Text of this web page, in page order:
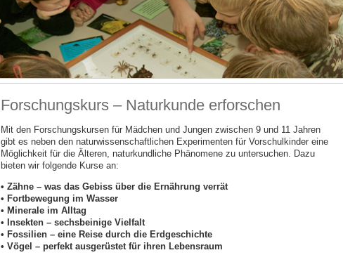
Forschungskurs – Naturkunde erforschen
Mit den Forschungskursen für Mädchen und Jungen zwischen 9 und 11 Jahren
gibt es neben den naturwissenschaftlichen Experimenten für Vorschulkinder eine
Möglichkeit für die Älteren, naturkundliche Phänomene zu untersuchen. Dazu
bieten wir folgende Kurse an:
• Zähne – was das Gebiss über die Ernährung verrät
• Fortbewegung im Wasser
• Minerale im Alltag
• Insekten – sechsbeinige Vielfalt
• Fossilien – eine Reise durch die Erdgeschichte
• Vögel – perfekt ausgerüstet für ihren Lebensraum